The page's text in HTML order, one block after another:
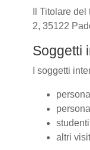
Il Titolare
2, 35122
Soggetti
I soggetti
altri